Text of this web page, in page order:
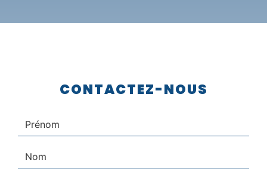
CONTACTEZ-NOUS